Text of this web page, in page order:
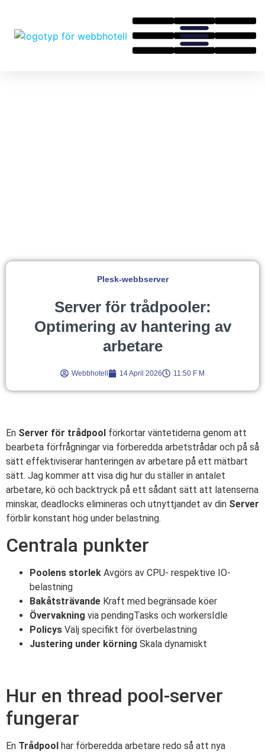
Plesk-webbserver
Server för trådpooler:
Optimering av hantering av
arbetare
Webbhotell 14 April 2026 11:50 F M
En Server för trådpool förkortar väntetiderna genom att
bearbeta förfrågningar via förberedda arbetstrådar och på så
sätt effektiviserar hanteringen av arbetare på ett mätbart
sätt. Jag kommer att visa dig hur du ställer in antalet
arbetare, kö och backtryck på ett sådant sätt att latenserna
minskar, deadlocks elimineras och utnyttjandet av din Server
förblir konstant hög under belastning.
Centrala punkter
Poolens storlek Avgörs av CPU- respektive IO-
belastning
Bakåtsträvande Kraft med begränsade köer
Övervakning via pendingTasks och workersIdle
Policys Välj specifikt för överbelastning
Justering under körning Skala dynamiskt
Hur en thread pool-server
fungerar
En Trådpool har förberedda arbetare redo så att nya